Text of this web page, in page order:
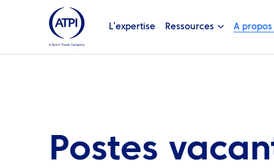
L’expertise Ressources A propos
Postes